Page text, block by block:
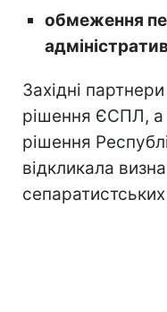
обмеження
Західні
рішення ЄСПЛ, а
рішення
відкликала